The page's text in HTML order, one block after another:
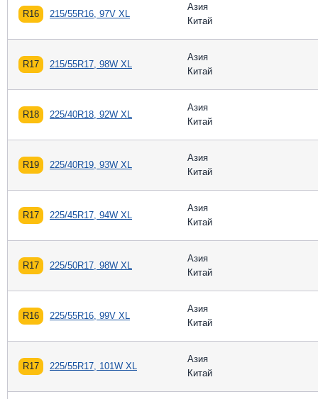
R16 215/55R16, 97V XL
Азия
Китай
R17 215/55R17, 98W XL
Азия
Китай
R18 225/40R18, 92W XL
Азия
Китай
R19 225/40R19, 93W XL
Азия
Китай
R17 225/45R17, 94W XL
Азия
Китай
R17 225/50R17, 98W XL
Азия
Китай
R16 225/55R16, 99V XL
Азия
Китай
R17 225/55R17, 101W XL
Азия
Китай